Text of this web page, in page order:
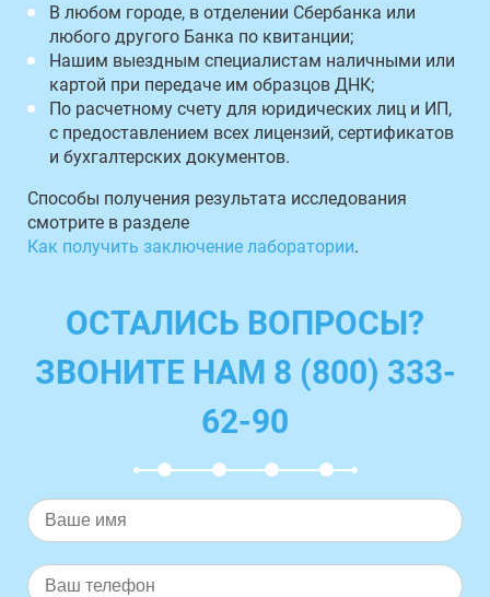
В любом городе, в отделении Сбербанка или
любого другого Банка по квитанции;
Нашим выездным специалистам наличными или
картой при передаче им образцов ДНК;
По расчетному счету для юридических лиц и ИП,
с предоставлением всех лицензий, сертификатов
и бухгалтерских документов.
Способы получения результата исследования
смотрите в разделе
Как получить заключение лаборатории.
ОСТАЛИСЬ ВОПРОСЫ?
ЗВОНИТЕ НАМ 8 (800) 333-
62-90